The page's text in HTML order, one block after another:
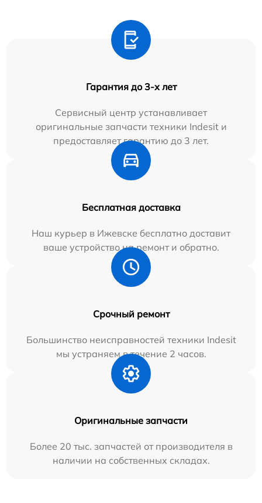
Гарантия до 3-х лет
Сервисный центр устанавливает
оригинальные запчасти техники Indesit и
предоставляет гарантию до 3 лет.
Бесплатная доставка
Наш курьер в Ижевске бесплатно доставит
ваше устройство на ремонт и обратно.
Срочный ремонт
Большинство неисправностей техники Indesit
мы устраняем в течение 2 часов.
Оригинальные запчасти
Более 20 тыс. запчастей от производителя в
наличии на собственных складах.